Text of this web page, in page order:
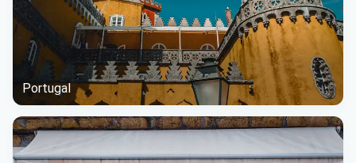
Portugal